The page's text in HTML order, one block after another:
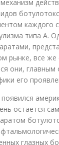
каждого
типа А.
рынке, все
они,
его
остается
глазных